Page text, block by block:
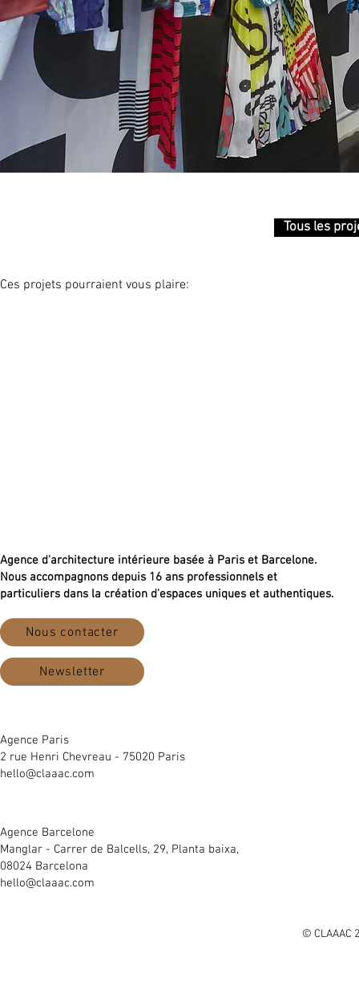
Tous les
Ces projets pourraient vous plaire:
Agence d'architecture intérieure basée à Paris et Barcelone.
Nous accompagnons depuis 16 ans professionnels et
particuliers dans la création d'espaces uniques et authentiques.
Nous contacter
Newsletter
Agence Paris
2 rue Henri Chevreau - 75020 Paris
hello@claaac.com
Agence Barcelone
Manglar - Carrer de Balcells, 29, Planta baixa,
08024 Barcelona
hello@claaac.com
© CLAAAC